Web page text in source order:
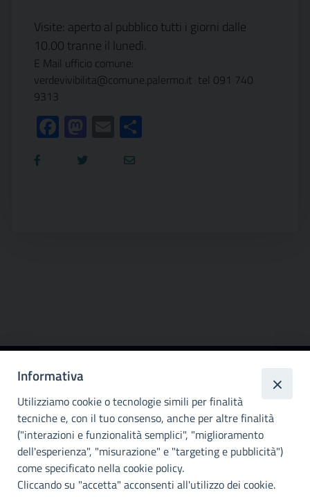
Visite: aperto al pubblico tutti i giorni dalle
10.00 tranne il lunedì.
E Mail ufficio comune:
verdevivibilita@comune.palermo.it tel 091 740
9313
Facebook
Mastodon
Email
Città
metropolitana di
Palermo
INFO E CONTATTI
I nostri canali social
Informativa
Utilizziamo cookie o tecnologie simili per finalità
tecniche e, con il tuo consenso, anche per altre finalità
("interazioni e funzionalità semplici", "miglioramento
dell'esperienza", "misurazione" e "targeting e pubblicità")
come specificato nella cookie policy.
Cliccando su "accetta" acconsenti all'utilizzo dei cookie.